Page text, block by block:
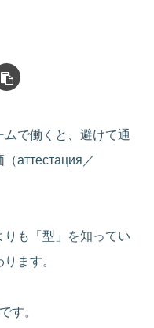
で働くと、避けて通
аттестация／
も「型」を知ってい
ます。
す。